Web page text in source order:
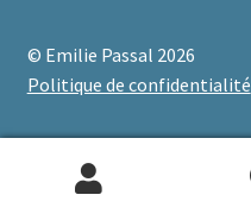
© Emilie Passal 2026
Politique de confidentialité
Recherche
Recherche